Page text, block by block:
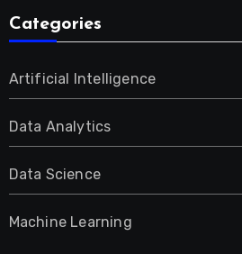
Categories
Artificial Intelligence
Data Analytics
Data Science
Machine Learning